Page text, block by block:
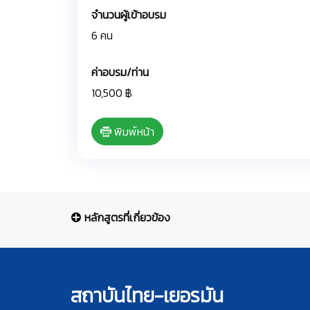
จำนวนผู้เข้าอบรม
6 คน
ค่าอบรม/ท่าน
10,500 ฿
พิมพ์หน้า
หลักสูตรที่เกี่ยวข้อง
สถาบันไทย-เยอรมัน